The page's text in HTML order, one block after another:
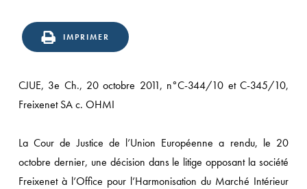
IMPRIMER
CJUE, 3e Ch., 20 octobre 2011, n°C-344/10 et C-345/10,
Freixenet SA c. OHMI
La Cour de Justice de l’Union Européenne a rendu, le 20
octobre dernier, une décision dans le litige opposant la société
Freixenet à l’Office pour l’Harmonisation du Marché Intérieur